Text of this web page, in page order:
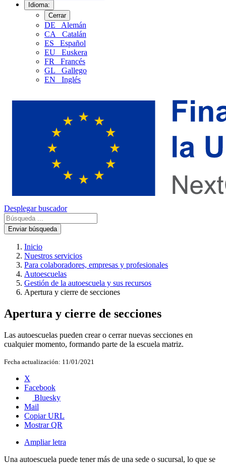
Idioma:
Cerrar
DE
Alemán
CA
Catalán
ES
Español
EU
Euskera
FR
Francés
GL
Gallego
EN
Inglés
Desplegar buscador
Enviar búsqueda
Inicio
Nuestros servicios
Para colaboradores, empresas y profesionales
Autoescuelas
Gestión de la autoescuela y sus recursos
Apertura y cierre de secciones
Apertura y cierre de secciones
Las autoescuelas pueden crear o cerrar nuevas secciones en
cualquier momento, formando parte de la escuela matriz.
Fecha actualización: 11/01/2021
X
Facebook
Bluesky
Mail
Copiar URL
Mostrar QR
Ampliar letra
Una autoescuela puede tener más de una sede o sucursal, lo que se